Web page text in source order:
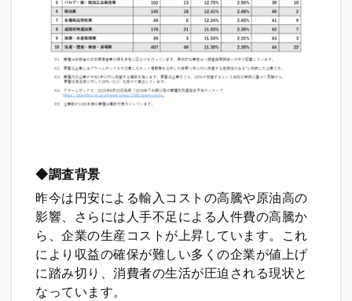
◆調査背景
昨今は円安による輸入コストの高騰や原油高の
影響、さらには人手不足による人件費の高騰か
ら、企業の生産コストが上昇しています。これ
により収益の確保が難しい多くの企業が値上げ
に踏み切り、消費者の生活が圧迫される現状と
なっています。